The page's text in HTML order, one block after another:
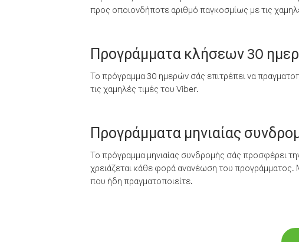
προς οποιονδήποτε αριθμό παγκοσμίως με τις
Προγράμματα κλήσεων 30
Το πρόγραμμα 30 ημερών σάς επιτρέπει να
τις χαμηλές τιμές του Viber.
Προγράμματα μηνιαίας
Το πρόγραμμα μηνιαίας συνδρομής σάς προσφέρει
χρειάζεται κάθε φορά ανανέωση του προγράμματος.
που ήδη πραγματοποιείτε.